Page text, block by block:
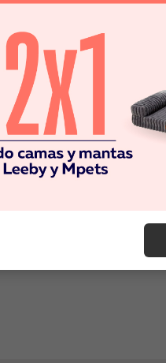
Cat
cat alimentro
gatos adultos
pescado 8KG